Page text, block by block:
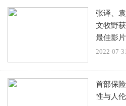
张译、
文牧野
最佳影
2022-07-
首部保
性与人伦